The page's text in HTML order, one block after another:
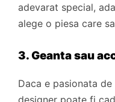
adevarat special,
alege o piesa care
3. Geanta sau
Daca e pasionata